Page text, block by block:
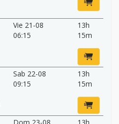
Vie 21-08
06:15
13h
15m
Sab 22-08
09:15
13h
15m